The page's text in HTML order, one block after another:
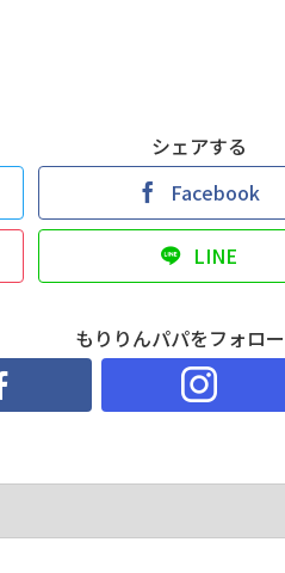
シェアする
Facebook
LINE
もりりんパパをフォロ